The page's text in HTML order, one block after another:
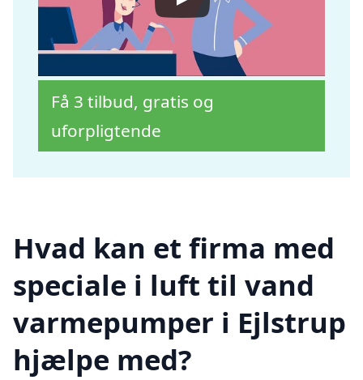
Få 3 tilbud, gratis og
uforpligtende
Hvad kan et firma med
speciale i luft til vand
varmepumper i Ejlstrup
hjælpe med?